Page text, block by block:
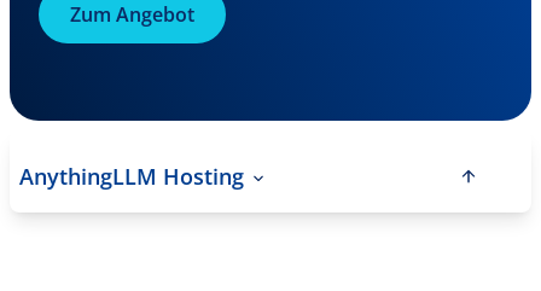
Zum Angebot
AnythingLLM Hosting